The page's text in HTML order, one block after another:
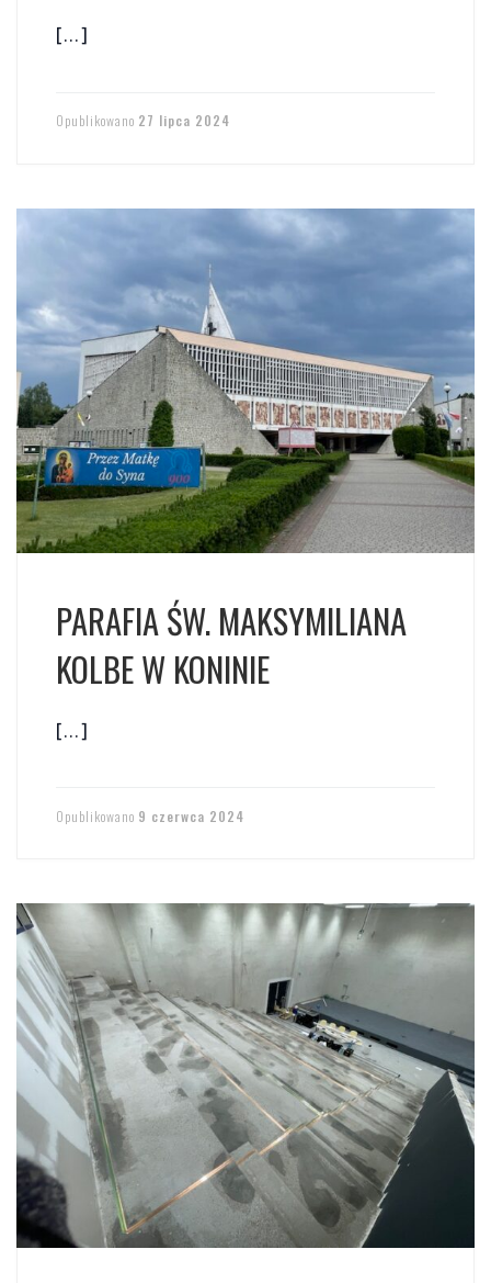
[…]
Opublikowano 27 lipca 2024
PARAFIA ŚW. MAKSYMILIANA
KOLBE W KONINIE
[…]
Opublikowano 9 czerwca 2024